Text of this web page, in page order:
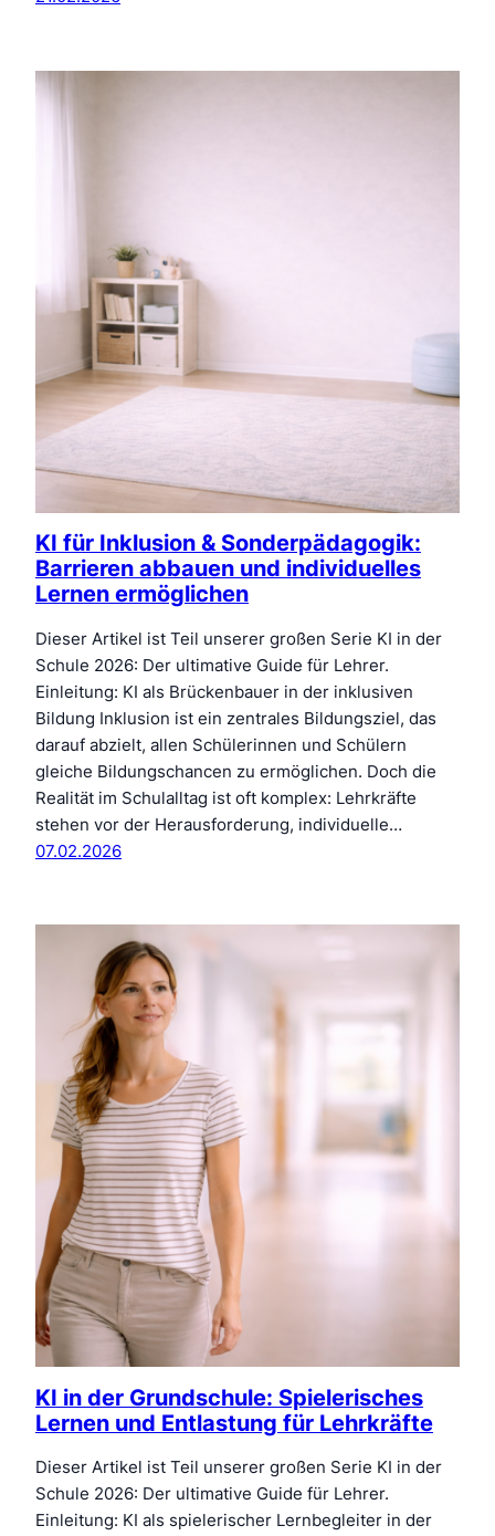
KI für Inklusion & Sonderpädagogik:
Barrieren abbauen und individuelles
Lernen ermöglichen
Dieser Artikel ist Teil unserer großen Serie KI in der
Schule 2026: Der ultimative Guide für Lehrer.
Einleitung: KI als Brückenbauer in der inklusiven
Bildung Inklusion ist ein zentrales Bildungsziel, das
darauf abzielt, allen Schülerinnen und Schülern
gleiche Bildungschancen zu ermöglichen. Doch die
Realität im Schulalltag ist oft komplex: Lehrkräfte
stehen vor der Herausforderung, individuelle…
07.02.2026
KI in der Grundschule: Spielerisches
Lernen und Entlastung für Lehrkräfte
Dieser Artikel ist Teil unserer großen Serie KI in der
Schule 2026: Der ultimative Guide für Lehrer.
Einleitung: KI als spielerischer Lernbegleiter in der